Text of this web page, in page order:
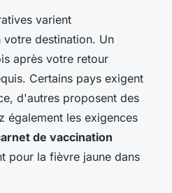
varient
destination. Un
après votre retour
Certains pays exigent
d'autres proposent des
également les exigences
de vaccination
pour la fièvre jaune dans